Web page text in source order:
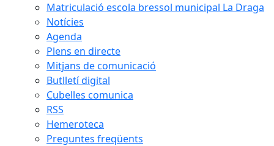
Matriculació escola bressol municipal La Draga
Notícies
Agenda
Plens en directe
Mitjans de comunicació
Butlletí digital
Cubelles comunica
RSS
Hemeroteca
Preguntes freqüents